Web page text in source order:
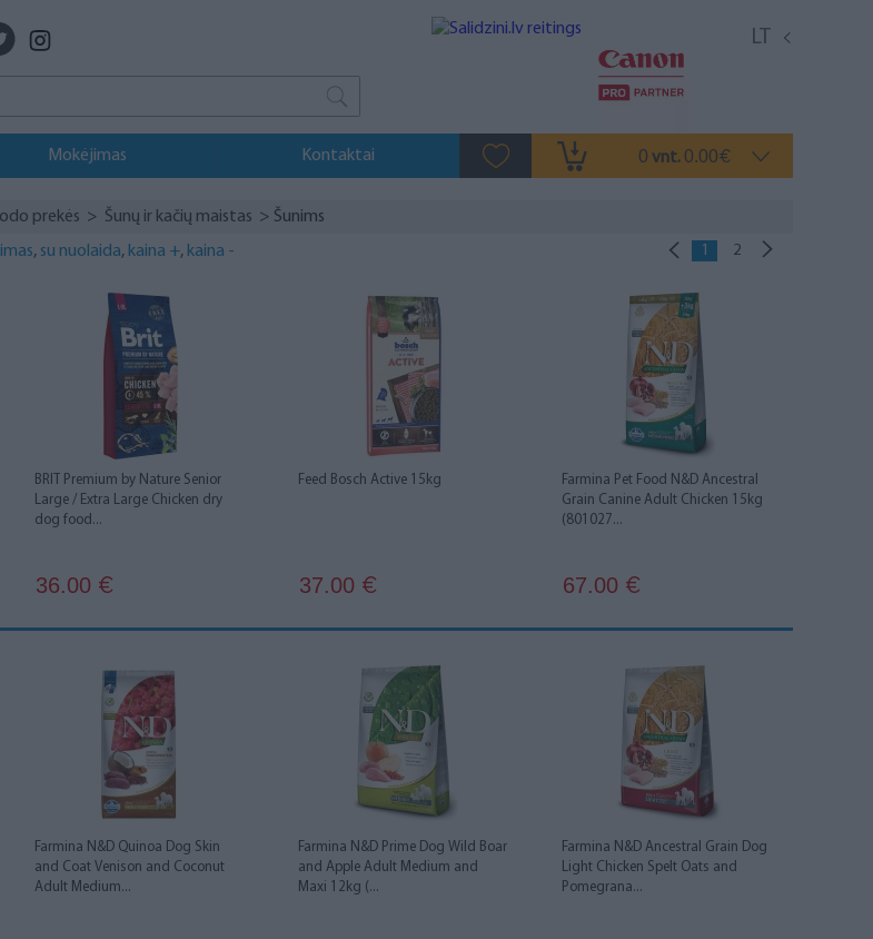
LT
Mokėjimas Kontaktai 0 vnt. 0.00€
prekės > Šunų ir kačių maistas > Šunims
1 2
, su nuolaida, kaina +, kaina -
BRIT Premium by Nature Senior
Large / Extra Large Chicken dry
dog food...
36.00 €
Feed Bosch Active 15kg
37.00 €
Farmina Pet Food N&D Ancestral
Grain Canine Adult Chicken 15kg
(801027...
67.00 €
Farmina N&D Quinoa Dog Skin
and Coat Venison and Coconut
Adult Medium...
Farmina N&D Prime Dog Wild Boar
and Apple Adult Medium and
Maxi 12kg (...
Farmina N&D Ancestral Grain Dog
Light Chicken Spelt Oats and
Pomegrana...